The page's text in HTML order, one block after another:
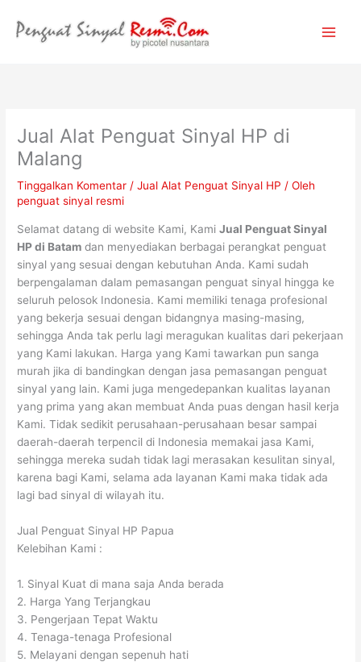
Jual Alat Penguat Sinyal HP di
Malang
Tinggalkan Komentar /Jual Alat Penguat Sinyal HP / Oleh
penguat sinyal resmi
Selamat datang di website Kami, KamiJual Penguat Sinyal
HP di Batam dan menyediakan berbagai perangkat penguat
sinyal yang sesuai dengan kebutuhan Anda. Kami sudah
berpengalaman dalam pemasangan penguat sinyal hingga ke
seluruh pelosok Indonesia. Kami memiliki tenaga profesional
yang bekerja sesuai dengan bidangnya masing-masing,
sehingga Anda tak perlu lagi meragukan kualitas dari pekerjaan
yang Kami lakukan. Harga yang Kami tawarkan pun sanga
murah jika di bandingkan dengan jasa pemasangan penguat
sinyal yang lain. Kami juga mengedepankan kualitas layanan
yang prima yang akan membuat Anda puas dengan hasil kerja
Kami. Tidak sedikit perusahaan-perusahaan besar sampai
daerah-daerah terpencil di Indonesia memakai jasa Kami,
sehingga mereka sudah tidak lagi merasakan kesulitan sinyal,
karena bagi Kami, selama ada layanan Kami maka tidak ada
lagi bad sinyal di wilayah itu.
Jual Penguat Sinyal HP Papua
Kelebihan Kami :
1. Sinyal Kuat di mana saja Anda berada
2. Harga Yang Terjangkau
3. Pengerjaan Tepat Waktu
4. Tenaga-tenaga Profesional
5. Melayani dengan sepenuh hati